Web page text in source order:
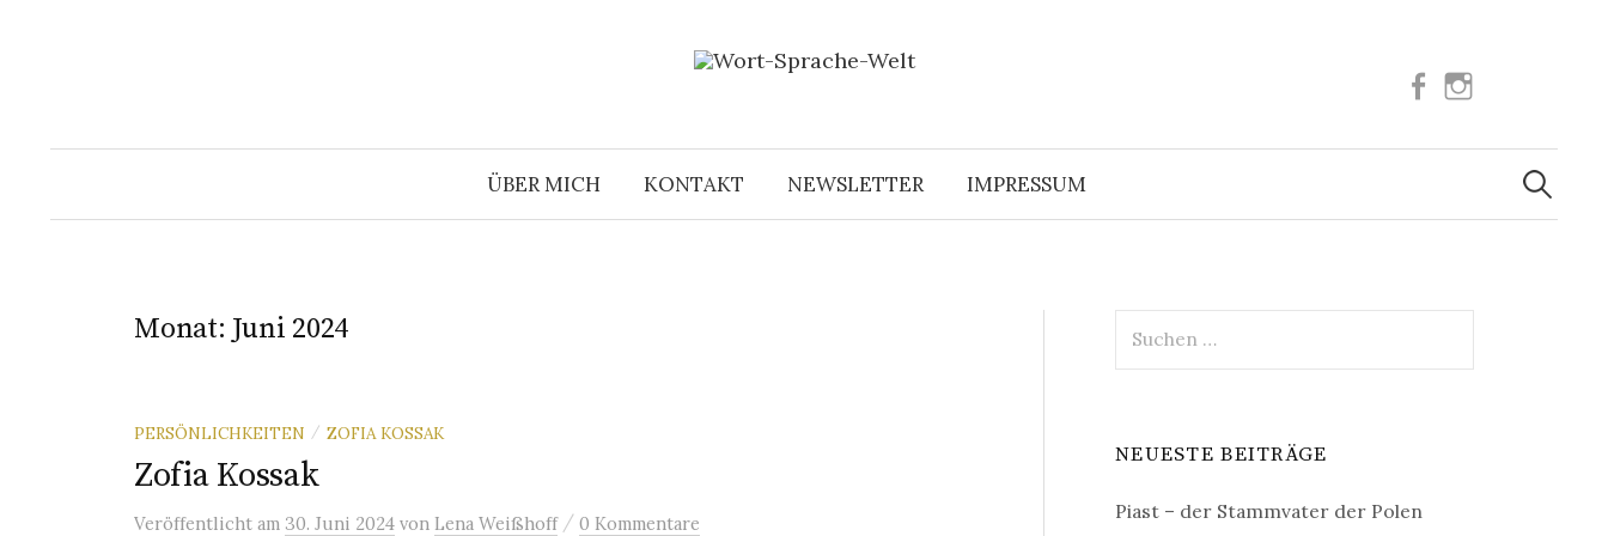
Facebook
ÜBER MICH KONTAKT NEWSLETTER IMPRESSUM
Suchen
nach:
Monat: Juni 2024
PERSÖNLICHKEITEN / ZOFIA KOSSAK
Zofia Kossak
Veröffentlicht am 30. Juni 2024 von Lena Weißhoff / 0 Kommentare
nach:
NEUESTE BEITRÄGE
Piast – der Stammvater der Polen